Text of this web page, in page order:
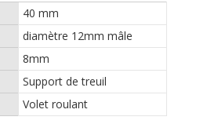
40 mm
diamètre 12mm mâle
8mm
Support de treuil
Volet roulant